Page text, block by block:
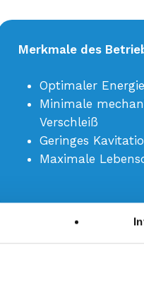
Merkmale des
Optimaler
Minimale
Verschleiß
Geringes
Maximale